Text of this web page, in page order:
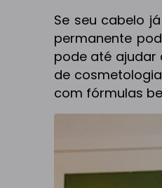
Se seu cabelo
permanente
pode até ajudar
de
com fórmulas